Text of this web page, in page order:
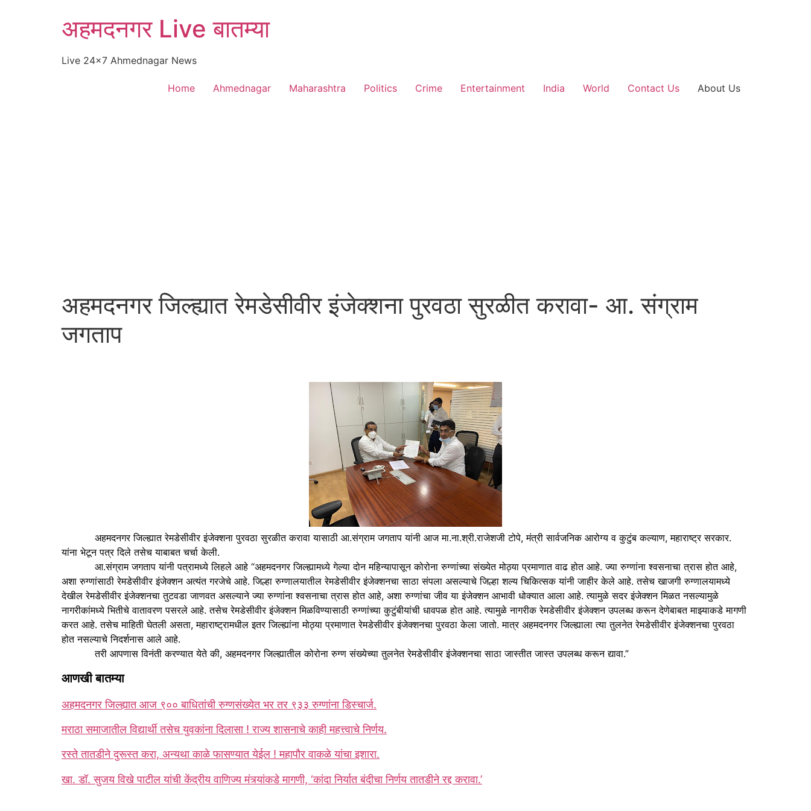
अहमदनगर Live बातम्या
Live 24×7 Ahmednagar News
Home Ahmednagar Maharashtra Politics Crime Entertainment India World Contact Us About Us
अहमदनगर जिल्ह्यात रेमडेसीवीर इंजेक्शना पुरवठा सुरळीत करावा- आ. संग्राम
जगताप
अहमदनगर जिल्ह्यात रेमडेसीवीर इंजेक्शना पुरवठा सुरळीत करावा यासाठी आ.संग्राम जगताप यांनी आज मा.ना.श्री.राजेशजी टोपे, मंत्री सार्वजनिक आरोग्य व कुटुंब कल्याण, महाराष्ट्र सरकार.
यांना भेटून पत्र दिले तसेच याबाबत चर्चा केली.
आ.संग्राम जगताप यांनी पत्रामध्ये लिहले आहे “अहमदनगर जिल्ह्यामध्ये गेल्या दोन महिन्यापासून कोरोना रुग्णांच्या संख्येत मोठ्या प्रमाणात वाढ होत आहे. ज्या रुग्णांना श्वसनाचा त्रास होत आहे,
अशा रुग्णांसाठी रेमडेसीवीर इंजेक्शन अत्यंत गरजेचे आहे. जिल्हा रुग्णालयातील रेमडेसीवीर इंजेक्शनचा साठा संपला असल्याचे जिल्हा शल्य चिकित्सक यांनी जाहीर केले आहे. तसेच खाजगी रुग्णालयामध्ये
देखील रेमडेसीवीर इंजेक्शनचा तुटवडा जाणवत असल्याने ज्या रुग्णांना श्वसनाचा त्रास होत आहे, अशा रुग्णांचा जीव या इंजेक्शन आभावी धोक्यात आला आहे. त्यामुळे सदर इंजेक्शन मिळत नसल्यामुळे
नागरीकांमध्ये भितीचे वातावरण पसरले आहे. तसेच रेमडेसीवीर इंजेक्शन मिळविण्यासाठी रुग्णांच्या कुटुंबीयांची धावपळ होत आहे. त्यामुळे नागरीक रेमडेसीवीर इंजेक्शन उपलब्ध करून देणेबाबत माझ्याकडे मागणी
करत आहे. तसेच माहिती घेतली असता, महाराष्ट्रामधील इतर जिल्ह्यांना मोठ्या प्रमाणात रेमडेसीवीर इंजेक्शनचा पुरवठा केला जातो. मात्र अहमदनगर जिल्ह्याला त्या तुलनेत रेमडेसीवीर इंजेक्शनचा पुरवठा
होत नसल्याचे निदर्शनास आले आहे.
तरी आपणास विनंती करण्यात येते की, अहमदनगर जिल्ह्यातील कोरोना रुग्ण संख्येच्या तुलनेत रेमडेसीवीर इंजेक्शनचा साठा जास्तीत जास्त उपलब्ध करून द्यावा.”
आणखी बातम्या
अहमदनगर जिल्ह्यात आज ९०० बाधितांची रुग्णसंख्येत भर तर ९३३ रुग्णांना डिस्चार्ज.
मराठा समाजातील विद्यार्थी तसेच युवकांना दिलासा ! राज्य शासनाचे काही महत्त्वाचे निर्णय.
रस्‍ते तातडीने दुरूस्‍त करा, अन्यथा काळे फासण्‍यात येईल ! महापौर वाकळे यांचा इशारा.
खा. डॉ. सुजय विखे पाटील यांची केंद्रीय वाणिज्य मंत्र्यांकडे मागणी, ‘कांदा निर्यात बंदीचा निर्णय तातडीने रद्द करावा.’